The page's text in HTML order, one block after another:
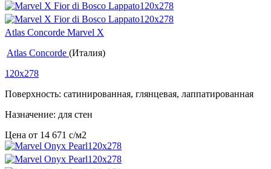
Atlas Concorde Marvel X
Atlas Concorde (Италия)
120x278
Поверхность: сатинированная, глянцевая, лаппатированная
Назначение: для стен
Цена от 14 671 c/м2